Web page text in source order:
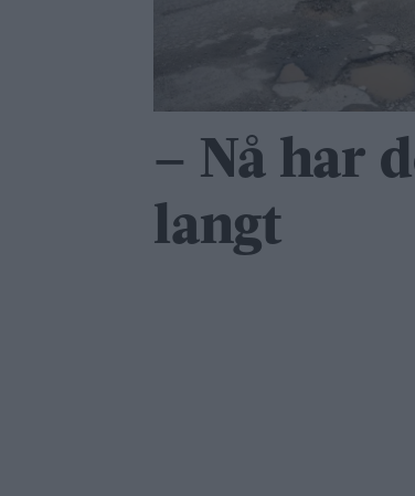
– Nå har
langt